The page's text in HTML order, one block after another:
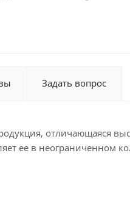
Задать вопрос
отличающаяся
ее в неограниченном